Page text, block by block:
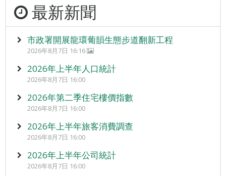
最新新聞
市政署開展龍環葡韻生態步道翻新工程
2026年8月7日 16:16
2026年上半年人口統計
2026年8月7日 16:00
2026年第二季住宅樓價指數
2026年8月7日 16:00
2026年上半年旅客消費調查
2026年8月7日 16:00
2026年上半年公司統計
2026年8月7日 16:00